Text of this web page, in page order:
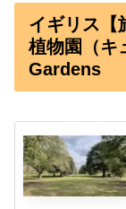
イギリス
植物園（
Gardens